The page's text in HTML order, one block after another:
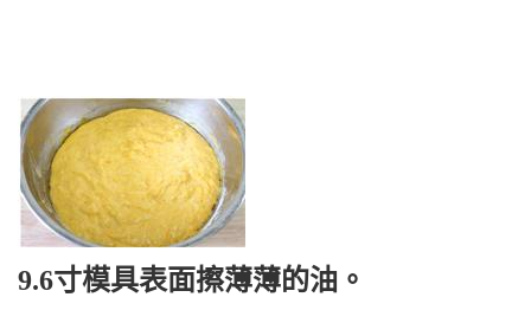
9.6寸模具表面擦薄薄的油。